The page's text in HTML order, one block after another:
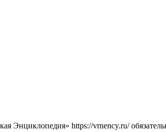
Энциклопедия» https://vrnency.ru/